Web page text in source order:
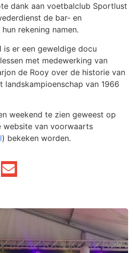
dank aan voetbalclub Sportlust
de bar- en
rekening namen.
er een geweldige docu
met medewerking van
de Rooy over de historie van
landskampioenschap van 1966
weekend te zien geweest op
website van voorwaarts
) bekeken worden.